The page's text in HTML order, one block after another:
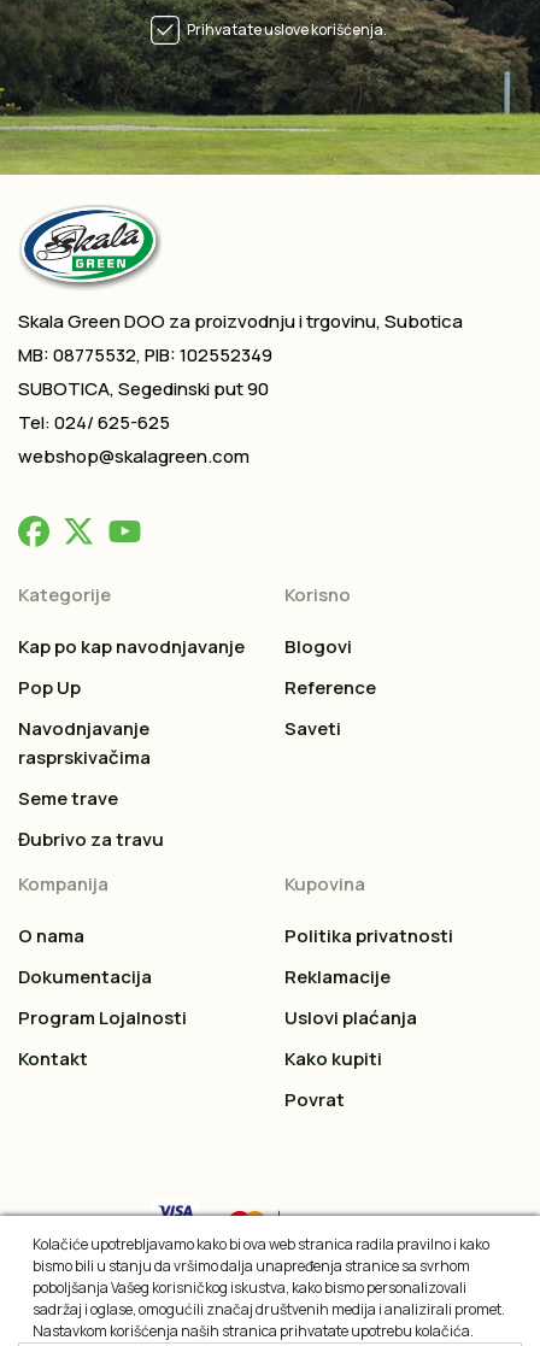
Prihvatate uslove korišćenja.
Skala Green DOO za proizvodnju i trgovinu, Subotica
MB: 08775532, PIB: 102552349
SUBOTICA, Segedinski put 90
Tel: 024/ 625-625
webshop@skalagreen.com
Kategorije
Kap po kap navodnjavanje
Pop Up
Navodnjavanje
rasprskivačima
Seme trave
Đubrivo za travu
Korisno
Blogovi
Reference
Saveti
Kompanija
O nama
Dokumentacija
Program Lojalnosti
Kontakt
Kupovina
Politika privatnosti
Reklamacije
Uslovi plaćanja
Kako kupiti
Povrat
Kolačiće upotrebljavamo kako bi ova web stranica radila pravilno i kako
bismo bili u stanju da vršimo dalja unapređenja stranice sa svrhom
poboljšanja Vašeg korisničkog iskustva, kako bismo personalizovali
sadržaj i oglase, omogućili značaj društvenih medija i analizirali promet.
Nastavkom korišćenja naših stranica prihvatate upotrebu kolačića.